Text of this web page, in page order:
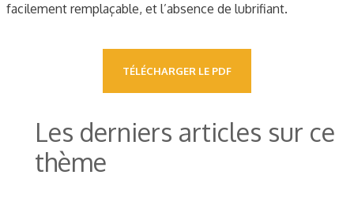
facilement remplaçable, et l’absence de lubrifiant.
TÉLÉCHARGER LE PDF
Les derniers articles sur ce
thème